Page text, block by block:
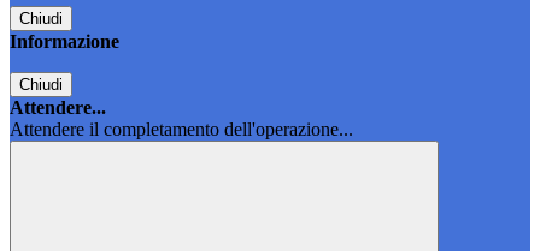
Chiudi
Informazione
Chiudi
Attendere...
Attendere il completamento dell'operazione...